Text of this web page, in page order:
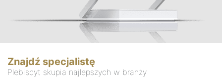
Znajdź specjalistę
Plebiscyt skupia najlepszych w branży